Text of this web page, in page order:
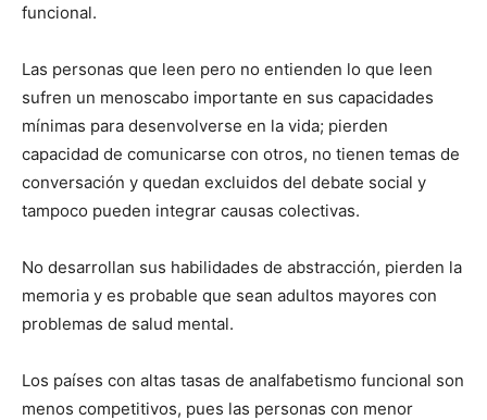
funcional.
Las personas que leen pero no entienden lo que leen
sufren un menoscabo importante en sus capacidades
mínimas para desenvolverse en la vida; pierden
capacidad de comunicarse con otros, no tienen temas de
conversación y quedan excluidos del debate social y
tampoco pueden integrar causas colectivas.
No desarrollan sus habilidades de abstracción, pierden la
memoria y es probable que sean adultos mayores con
problemas de salud mental.
Los países con altas tasas de analfabetismo funcional son
menos competitivos, pues las personas con menor